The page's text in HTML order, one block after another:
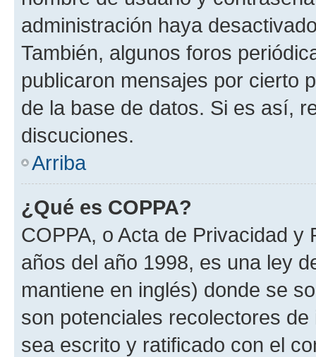
administración haya
También, algunos foros
publicaron mensajes por cierto
de la base de datos. Si es así,
discuciones.
Arriba
¿Qué es COPPA?
COPPA, o Acta de Privacidad
años del año 1998, es una ley
mantiene en inglés) donde se
son potenciales recolectores
sea escrito y ratificado con el